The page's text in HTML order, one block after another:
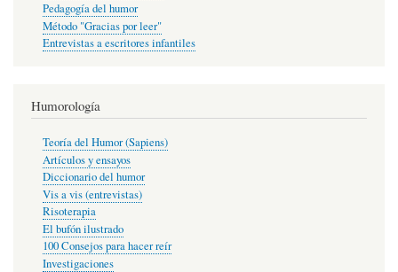
Pedagogía del humor
Método "Gracias por leer"
Entrevistas a escritores infantiles
Humorología
Teoría del Humor (Sapiens)
Artículos y ensayos
Diccionario del humor
Vis a vis (entrevistas)
Risoterapia
El bufón ilustrado
100 Consejos para hacer reír
Investigaciones